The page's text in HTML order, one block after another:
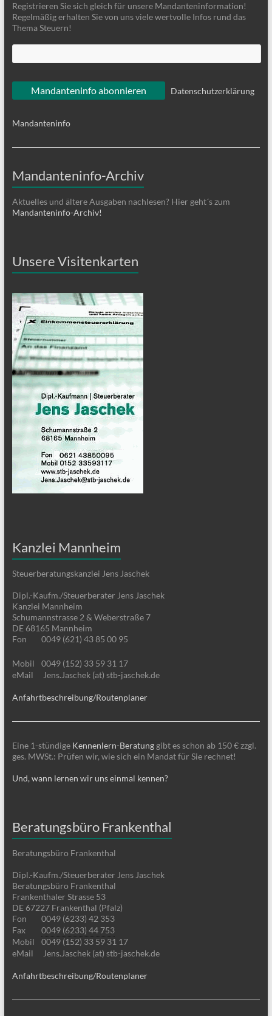
Registrieren Sie sich gleich für unsere Mandanteninformation!
Regelmäßig erhalten Sie von uns viele wertvolle Infos rund das
Thema Steuern!
Datenschutzerklärung
Mandanteninfo
Mandanteninfo-Archiv
Aktuelles und ältere Ausgaben nachlesen? Hier geht´s zum
Mandanteninfo-Archiv!
Unsere Visitenkarten
Kanzlei Mannheim
Steuerberatungskanzlei Jens Jaschek
Dipl.-Kaufm./Steuerberater Jens Jaschek
Kanzlei Mannheim
Schumannstrasse 2 & Weberstraße 7
DE 68165 Mannheim
Fon
0049 (621) 43 85 00 95
Mobil
0049 (152) 33 59 31 17
eMail
Jens.Jaschek (at) stb-jaschek.de
Anfahrtbeschreibung/Routenplaner
Eine 1-stündige Kennenlern-Beratunggibt es schon ab 150 € zzgl.
ges. MWSt.: Prüfen wir, wie sich ein Mandat für Sie rechnet!
Und, wann lernen wir uns einmal kennen?
Beratungsbüro Frankenthal
Beratungsbüro Frankenthal
Dipl.-Kaufm./Steuerberater Jens Jaschek
Beratungsbüro Frankenthal
Frankenthaler Strasse 53
DE 67227 Frankenthal (Pfalz)
Fon
0049 (6233) 42 353
Fax
0049 (6233) 44 753
Mobil
0049 (152) 33 59 31 17
eMail
Jens.Jaschek (at) stb-jaschek.de
Anfahrtbeschreibung/Routenplaner